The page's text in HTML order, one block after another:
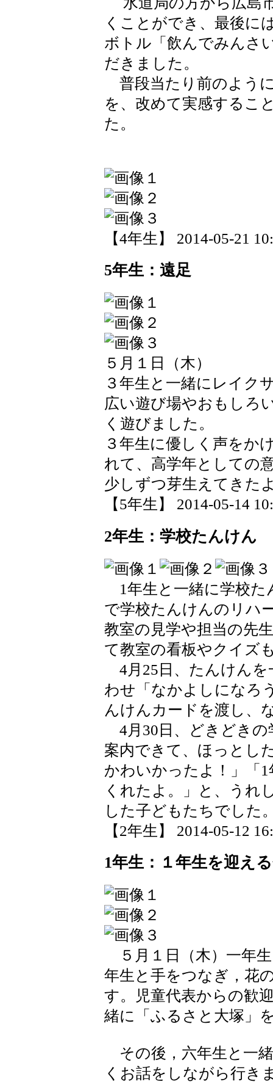
くことができ、最後に
ボトル「飲んでみんさ
だきました。
普段当たり前のよう
を、改めて実感するこ
た。
【4年生】 2014-05-21
5年生：遠足
５月１日（木）
３年生と一緒にレイク
広い遊び場やおもしろ
く遊びました。
３年生に優しく声をか
れて、高学年としての
少しずつ芽生えてきた
【5年生】 2014-05-14
2年生：学校たんけん
1年生と一緒に学校た
で学校たんけんのリハ
教室の見学や担当の先
て教室の看板やクイズ
4月25日、たんけんを
わせ「なかよしになろ
んけんカードを渡し、
4月30日、どきどきの
案内できて、ほっとし
かわいかったよ！」「
くれたよ。」と、うれ
した子どもたちでした
【2年生】 2014-05-12
1年生：１年生を迎え
５月１日（木）一年
年生と手をつなぎ，花
す。児童代表からの歓
緒に「ふるさと大塚」
その後，六年生と一
くお話をしながら行き